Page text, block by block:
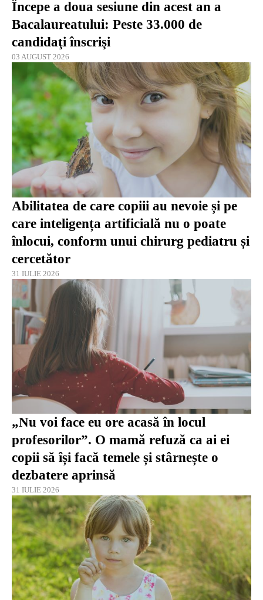
Începe a doua sesiune din acest an a
Bacalaureatului: Peste 33.000 de
candidaţi înscrişi
03 AUGUST 2026
Abilitatea de care copiii au nevoie și pe
care inteligența artificială nu o poate
înlocui, conform unui chirurg pediatru și
cercetător
31 IULIE 2026
„Nu voi face eu ore acasă în locul
profesorilor”. O mamă refuză ca ai ei
copii să își facă temele și stârnește o
dezbatere aprinsă
31 IULIE 2026